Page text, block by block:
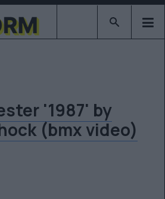
Type 2 or
'1987' by
(bmx video)